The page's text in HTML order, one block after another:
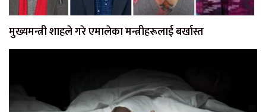
मुख्यमन्त्री शाहले गरे एमालेका मन्त्रीहरूलाई बर्खास्त